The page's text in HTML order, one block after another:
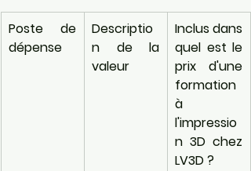
Poste de
dépense
Descriptio
n de la
valeur
Inclus dans
quel est le
prix d'une
formation
à
l'impressio
n 3D chez
LV3D ?